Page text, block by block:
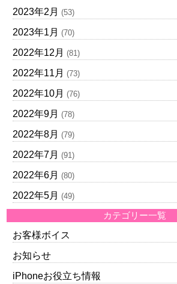
2023年2月 (53)
2023年1月 (70)
2022年12月 (81)
2022年11月 (73)
2022年10月 (76)
2022年9月 (78)
2022年8月 (79)
2022年7月 (91)
2022年6月 (80)
2022年5月 (49)
カテゴリー一覧
お客様ボイス
お知らせ
iPhoneお役立ち情報